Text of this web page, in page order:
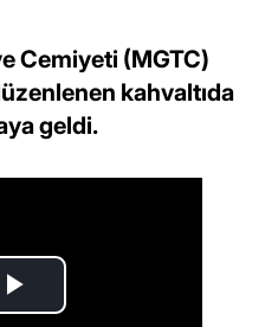
Cemiyeti (MGTC)
kahvaltıda
geldi.